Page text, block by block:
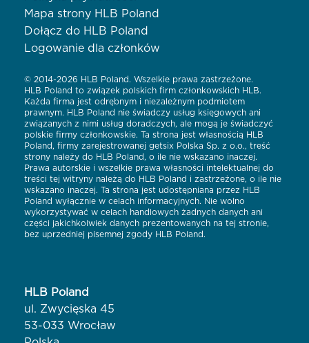
Mapa strony HLB Poland
Dołącz do HLB Poland
Logowanie dla członków
© 2014-2026 HLB Poland. Wszelkie prawa zastrzeżone.
HLB Poland to związek polskich firm członkowskich HLB.
Każda firma jest odrębnym i niezależnym podmiotem
prawnym. HLB Poland nie świadczy usług księgowych ani
związanych z nimi usług doradczych, ale mogą je świadczyć
polskie firmy członkowskie. Ta strona jest własnością HLB
Poland, firmy zarejestrowanej getsix Polska Sp. z o.o., treść
strony należy do HLB Poland, o ile nie wskazano inaczej.
Prawa autorskie i wszelkie prawa własności intelektualnej do
treści tej witryny należą do HLB Poland i zastrzeżone, o ile nie
wskazano inaczej. Ta strona jest udostępniana przez HLB
Poland wyłącznie w celach informacyjnych. Nie wolno
wykorzystywać w celach handlowych żadnych danych ani
części jakichkolwiek danych prezentowanych na tej stronie,
bez uprzedniej pisemnej zgody HLB Poland.
HLB Poland
ul. Zwycięska 45
53-033 Wrocław